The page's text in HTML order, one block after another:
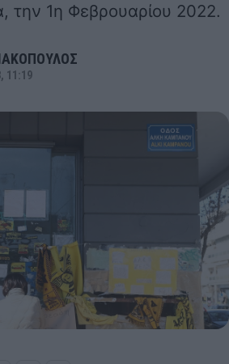
την 1η Φεβρουαρίου 2022.
11:19